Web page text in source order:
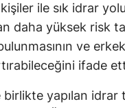
ile sık idrar yolu
yüksek risk
ve
ifade
birlikte yapılan idrar